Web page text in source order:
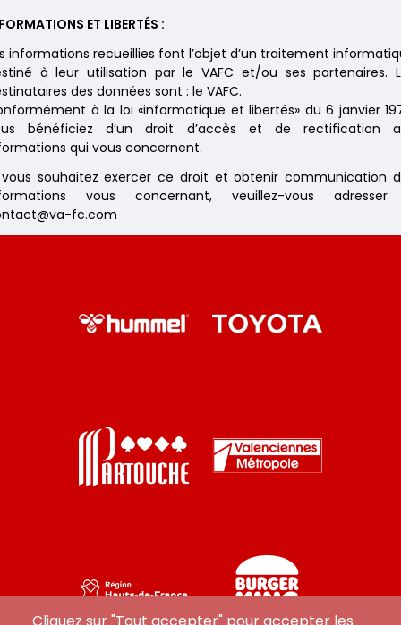
ET LIBERTÉS :
informations recueillies font l’objet d’un traitement
à leur utilisation par le VAFC et/ou ses partenaires.
des données sont : le VAFC.
à la loi «informatique et libertés» du 6 janvier
bénéficiez d’un droit d’accès et de rectification
qui vous concernent.
vous souhaitez exercer ce droit et obtenir communication
vous concernant, veuillez-vous
fc.com